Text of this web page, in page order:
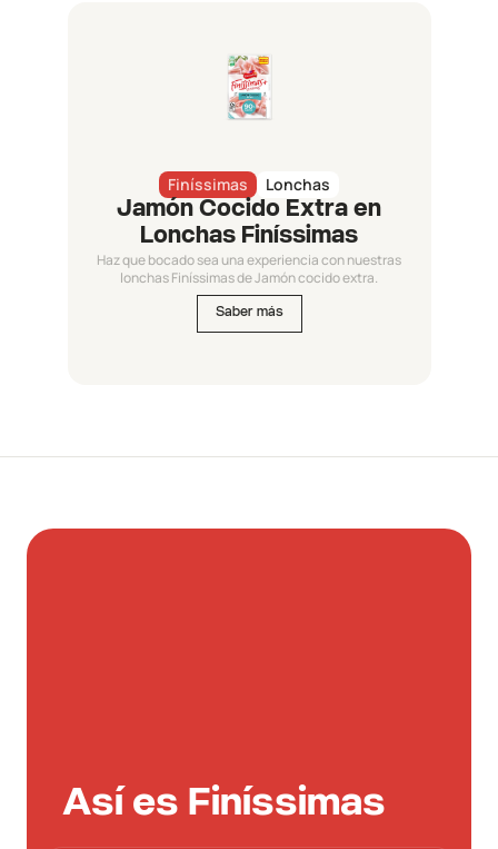
Finíssimas Lonchas
Jamón Cocido Extra en
Lonchas Finíssimas
Haz que bocado sea una experiencia con nuestras
lonchas Finíssimas de Jamón cocido extra.
Saber más
Así es Finíssimas